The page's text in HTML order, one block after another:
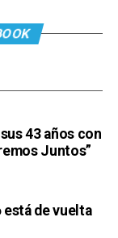
43 años con
Juntos”
está de vuelta